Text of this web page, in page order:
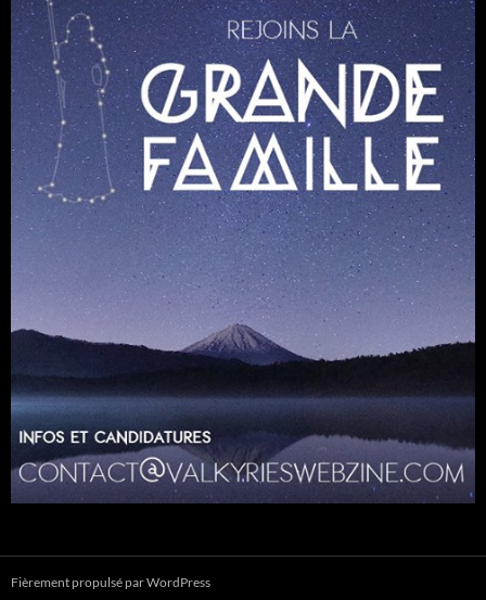
Fièrement propulsé par WordPress